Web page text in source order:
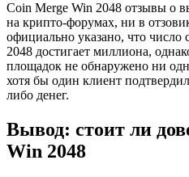
Coin Merge Win 2048 отзывы о
на крипто-форумах, ни в
официально указано, что число
2048 достигает миллиона,
площадок не обнаружено ни
хотя бы один клиент
либо денег.
Вывод: стоит ли
Win 2048